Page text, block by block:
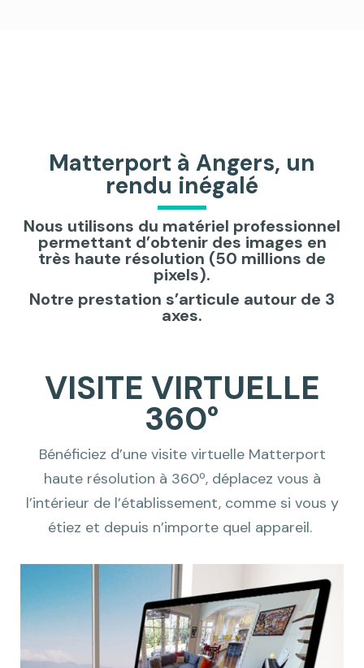
Matterport à Angers, un
rendu inégalé
Nous utilisons du matériel professionnel
permettant d’obtenir des images en
très haute résolution (50 millions de
pixels).
Notre prestation s’articule autour de 3
axes.
VISITE VIRTUELLE
360°
Bénéficiez d’une visite virtuelle Matterport
haute résolution à 360º, déplacez vous à
l’intérieur de l’établissement, comme si vous y
étiez et depuis n’importe quel appareil.